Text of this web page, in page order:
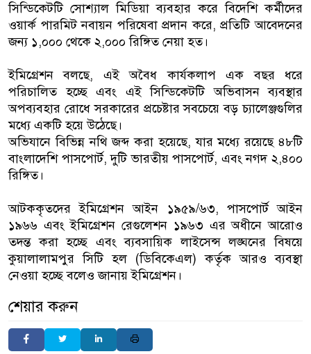
সিন্ডিকেটটি সোশ্যাল মিডিয়া ব্যবহার করে বিদেশি কর্মীদের
ওয়ার্ক পারমিট নবায়ন পরিষেবা প্রদান করে, প্রতিটি আবেদনের
জন্য ১,০০০ থেকে ২,০০০ রিঙ্গিত নেয়া হত।
ইমিগ্রেশন বলছে, এই অবৈধ কার্যকলাপ এক বছর ধরে
পরিচালিত হচ্ছে এবং এই সিন্ডিকেটটি অভিবাসন ব্যবস্থার
অপব্যবহার রোধে সরকারের প্রচেষ্টার সবচেয়ে বড় চ্যালেঞ্জগুলির
মধ্যে একটি হয়ে উঠেছে।
অভিযানে বিভিন্ন নথি জব্দ করা হয়েছে, যার মধ্যে রয়েছে ৪৮টি
বাংলাদেশি পাসপোর্ট, দুটি ভারতীয় পাসপোর্ট, এবং নগদ ২,৪০০
রিঙ্গিত।
আটককৃতদের ইমিগ্রেশন আইন ১৯৫৯/৬৩, পাসপোর্ট আইন
১৯৬৬ এবং ইমিগ্রেশন রেগুলেশন ১৯৬৩ এর অধীনে আরোও
তদন্ত করা হচ্ছে এবং ব্যবসায়িক লাইসেন্স লঙ্ঘনের বিষয়ে
কুয়ালালামপুর সিটি হল (ডিবিকেএল) কর্তৃক আরও ব্যবস্থা
নেওয়া হচ্ছে বলেও জানায় ইমিগ্রেশন।
শেয়ার করুন